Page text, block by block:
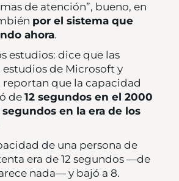
de atención”, bueno, en
por el sistema que
ahora.
estudios: dice que las
estudios de Microsoft y
reportan que la capacidad
de 12 segundos en el 2000
en la era de los
de una persona de
era de 12 segundos —de
nada— y bajó a 8.